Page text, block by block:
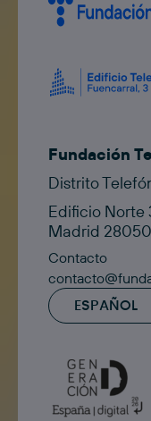
Fundación
Distrito
Edificio Norte
Madrid 28050
Contacto
ESPAÑOL